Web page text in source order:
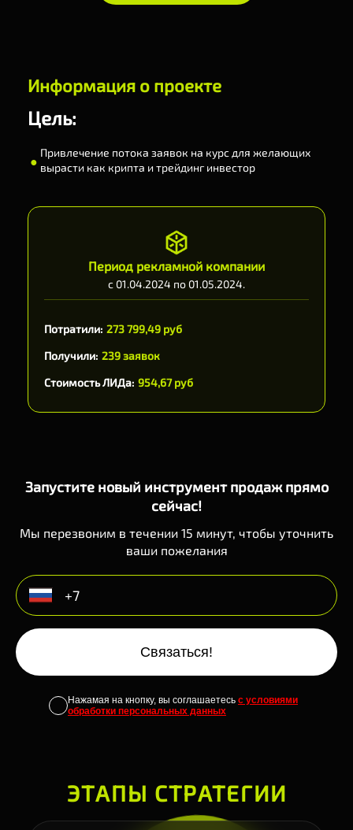
Информация о проекте
Цель:
●
Привлечение потока заявок на курс для желающих
вырасти как крипта и трейдинг инвестор
Период рекламной компании
с 01.04.2024 по 01.05.2024.
Потратили: 273 799,49 руб
Получили: 239 заявок
Стоимость ЛИДа: 954,67 руб
Запустите новый инструмент продаж прямо
сейчас!
Мы перезвоним в течении 15 минут, чтобы уточнить
ваши пожелания
Связаться!
Нажамая на кнопку, вы соглашаетесь с условиями
обработки персональных данных
ЭТАПЫ СТРАТЕГИИ